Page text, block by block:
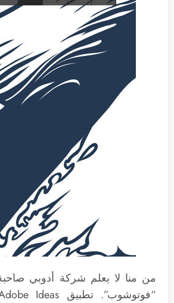
من منا لا يعلم شركة أدوبي صاحبة